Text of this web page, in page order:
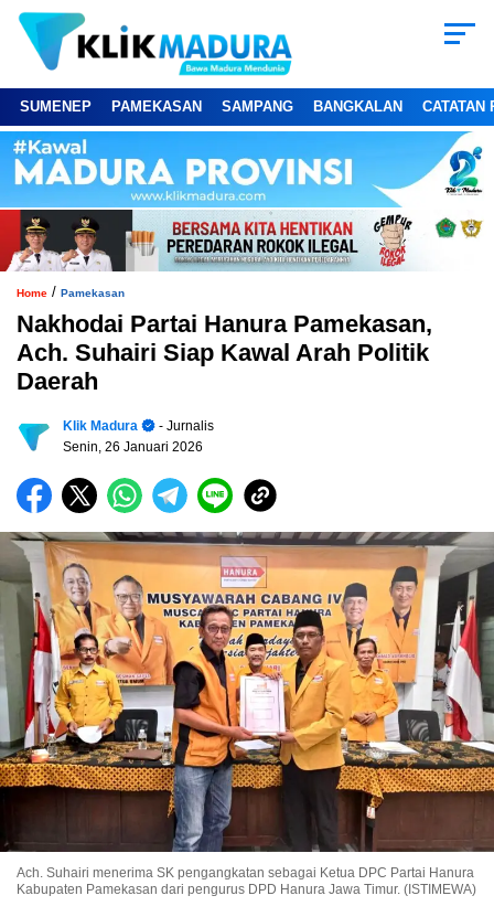
SUMENEP PAMEKASAN SAMPANG BANGKALAN CATATAN
Home / Pamekasan
Nakhodai Partai Hanura Pamekasan,
Ach. Suhairi Siap Kawal Arah Politik
Daerah
Klik Madura
- Jurnalis
Senin, 26 Januari 2026
Ach. Suhairi menerima SK pengangkatan sebagai Ketua DPC Partai Hanura
Kabupaten Pamekasan dari pengurus DPD Hanura Jawa Timur. (ISTIMEWA)